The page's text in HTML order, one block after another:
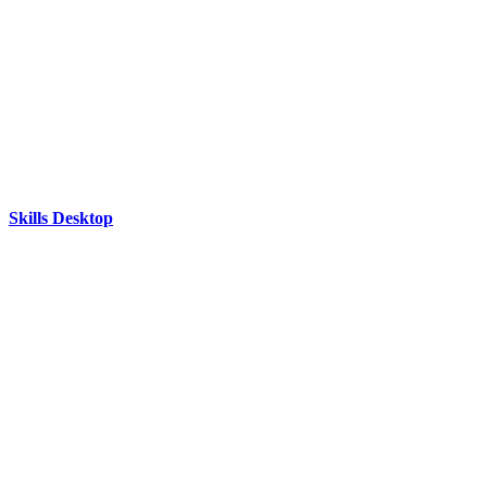
Skills Desktop